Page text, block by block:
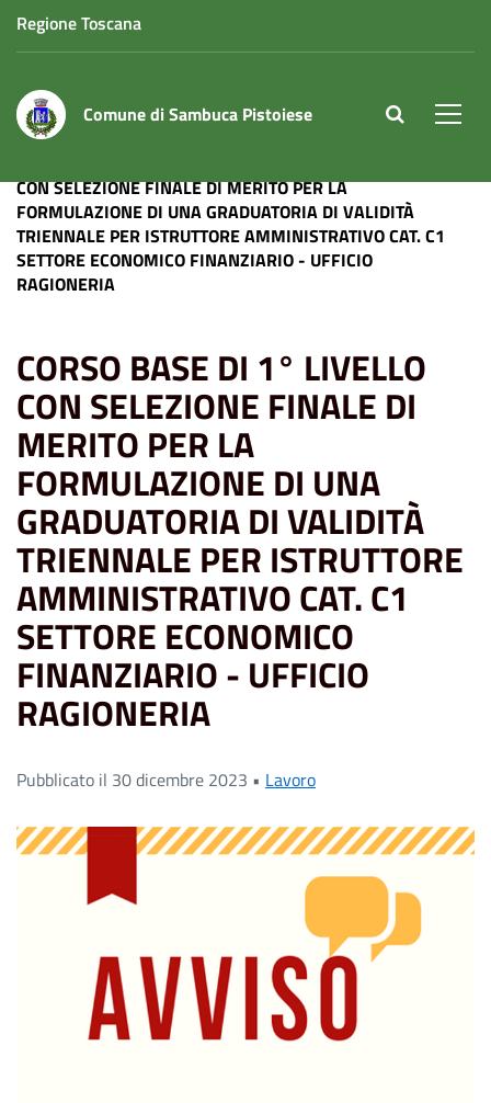
Regione Toscana
Comune di Sambuca Pistoiese site.searc
CON SELEZIONE FINALE DI MERITO PER LA
FORMULAZIONE DI UNA GRADUATORIA DI VALIDITÀ
TRIENNALE PER ISTRUTTORE AMMINISTRATIVO CAT. C1
SETTORE ECONOMICO FINANZIARIO - UFFICIO
RAGIONERIA
CORSO BASE DI 1° LIVELLO
CON SELEZIONE FINALE DI
MERITO PER LA
FORMULAZIONE DI UNA
GRADUATORIA DI VALIDITÀ
TRIENNALE PER ISTRUTTORE
AMMINISTRATIVO CAT. C1
SETTORE ECONOMICO
FINANZIARIO - UFFICIO
RAGIONERIA
Pubblicato il 30 dicembre 2023 • Lavoro